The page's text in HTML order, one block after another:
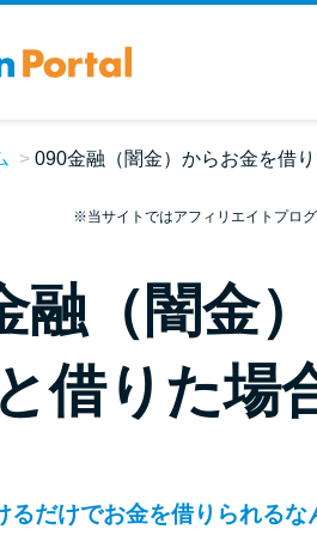
090金融（闇金）からお金を借
※当サイトではアフィリエイトプロ
融（闇金
借りた場
るだけでお金を借りられる